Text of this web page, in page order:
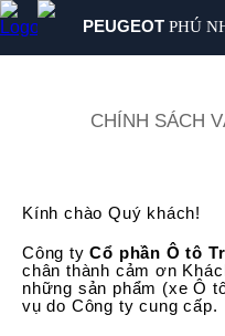
PEUGEOT PHÚ
TIN TỨC
CHÍNH SÁCH
Kính chào Quý khách!
Công tyCổ phần Ô tô
chân thành cảm ơn
những sản phẩm (xe Ô
vụ do Công ty cung cấp.